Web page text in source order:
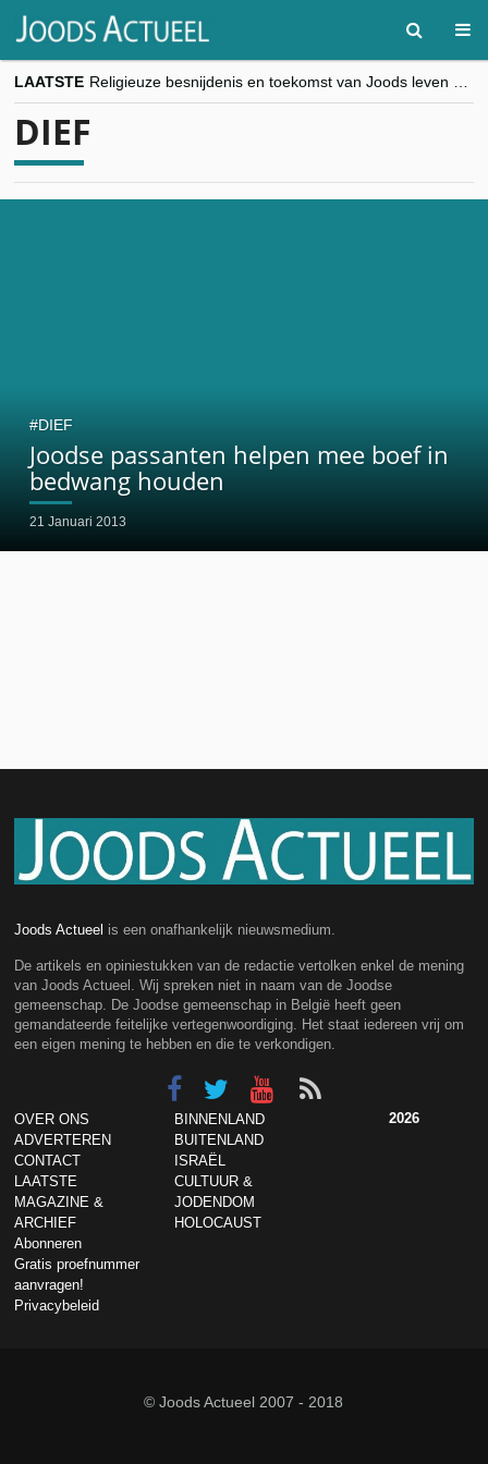
LAATSTE
“Besnijdenisdebat toont hoe moeilijk seculiere Westen minderheden begrijpt”, Jinnih Beels (Vooruit)
DIEF
Joodse passanten helpen mee boef in
bedwang houden
21 Januari 2013
DIEF
Joods Actueel is een onafhankelijk nieuwsmedium.
De artikels en opiniestukken van de redactie vertolken enkel de mening
van Joods Actueel. Wij spreken niet in naam van de Joodse
gemeenschap. De Joodse gemeenschap in België heeft geen
gemandateerde feitelijke vertegenwoordiging. Het staat iedereen vrij om
een eigen mening te hebben en die te verkondigen.
OVER ONS
ADVERTEREN
CONTACT
LAATSTE
MAGAZINE &
ARCHIEF
Abonneren
Gratis proefnummer
aanvragen!
Privacybeleid
BINNENLAND
BUITENLAND
ISRAËL
CULTUUR &
JODENDOM
HOLOCAUST
2026
© Joods Actueel 2007 - 2018